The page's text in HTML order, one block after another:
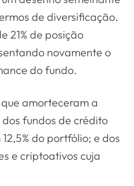
de diversificação.
21% de posição
novamente o
do fundo.
amorteceram a
fundos de crédito
do portfólio; e dos
e criptoativos cuja